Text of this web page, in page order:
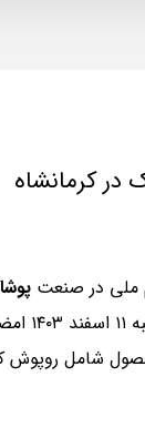
در کرمانشاه
ملی در صنعت
حمایتی طرح
نوع محصول شامل